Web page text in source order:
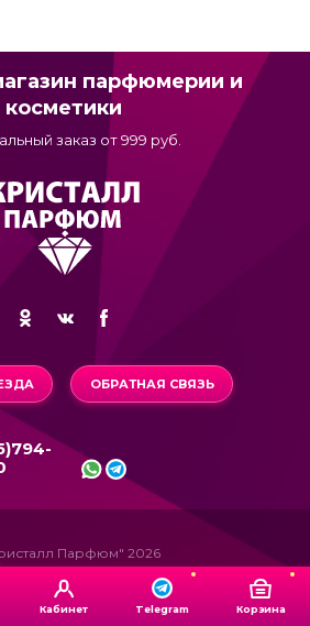
парфюмерии и
косметики
заказ от 999 руб.
ОБРАТНАЯ СВЯЗЬ
Парфюм" 2026
Кабинет Telegram Корзина